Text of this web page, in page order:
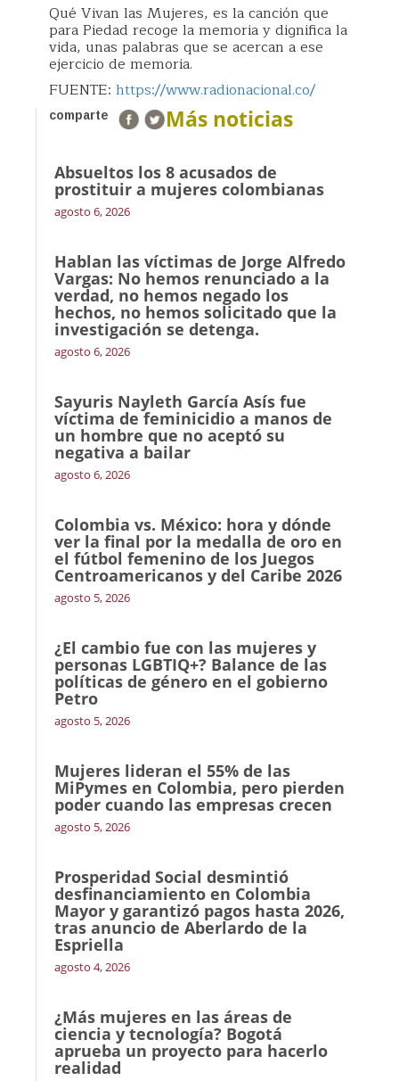
Qué Vivan las Mujeres, es la canción que
para Piedad recoge la memoria y dignifica la
vida, unas palabras que se acercan a ese
ejercicio de memoria.
FUENTE: https://www.radionacional.co/
comparte Más noticias
Absueltos los 8 acusados de
prostituir a mujeres colombianas
agosto 6, 2026
Hablan las víctimas de Jorge Alfredo
Vargas: No hemos renunciado a la
verdad, no hemos negado los
hechos, no hemos solicitado que la
investigación se detenga.
agosto 6, 2026
Sayuris Nayleth García Asís fue
víctima de feminicidio a manos de
un hombre que no aceptó su
negativa a bailar
agosto 6, 2026
Colombia vs. México: hora y dónde
ver la final por la medalla de oro en
el fútbol femenino de los Juegos
Centroamericanos y del Caribe 2026
agosto 5, 2026
¿El cambio fue con las mujeres y
personas LGBTIQ+? Balance de las
políticas de género en el gobierno
Petro
agosto 5, 2026
Mujeres lideran el 55% de las
MiPymes en Colombia, pero pierden
poder cuando las empresas crecen
agosto 5, 2026
Prosperidad Social desmintió
desfinanciamiento en Colombia
Mayor y garantizó pagos hasta 2026,
tras anuncio de Aberlardo de la
Espriella
agosto 4, 2026
¿Más mujeres en las áreas de
ciencia y tecnología? Bogotá
aprueba un proyecto para hacerlo
realidad